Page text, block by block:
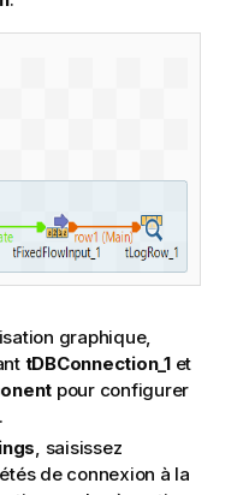
graphique,
tDBConnection_1et
pour configurer
, saisissez
de connexion à la